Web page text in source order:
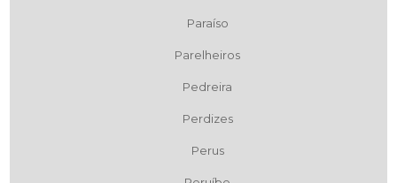
Paraíso
Parelheiros
Pedreira
Perdizes
Perus